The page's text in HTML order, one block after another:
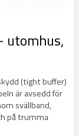
utomhus,
(tight buffer)
är avsedd för
svällband,
på trumma